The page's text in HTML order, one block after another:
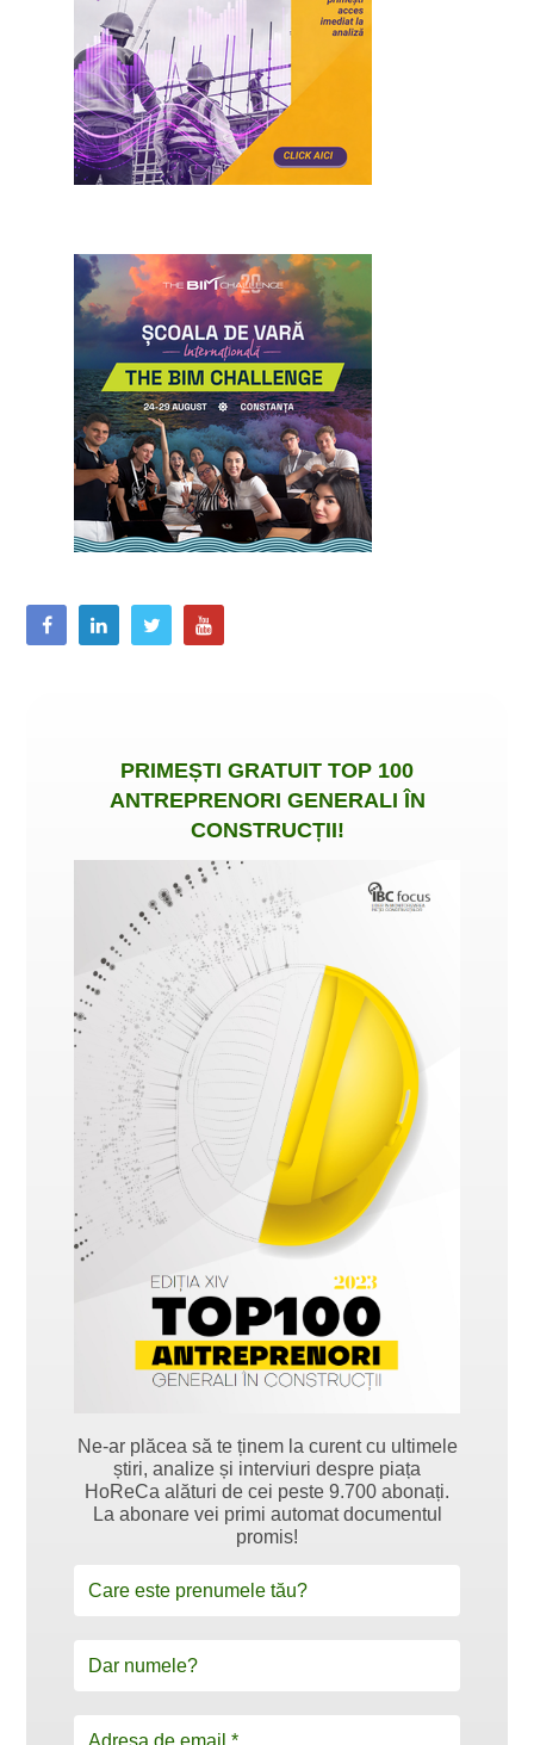
PRIMEȘTI GRATUIT TOP 100
ANTREPRENORI GENERALI ÎN
CONSTRUCȚII!
Ne-ar plăcea să te ținem la curent cu ultimele
știri, analize și interviuri despre piața
HoReCa alături de cei peste 9.700 abonați.
La abonare vei primi automat documentul
promis!